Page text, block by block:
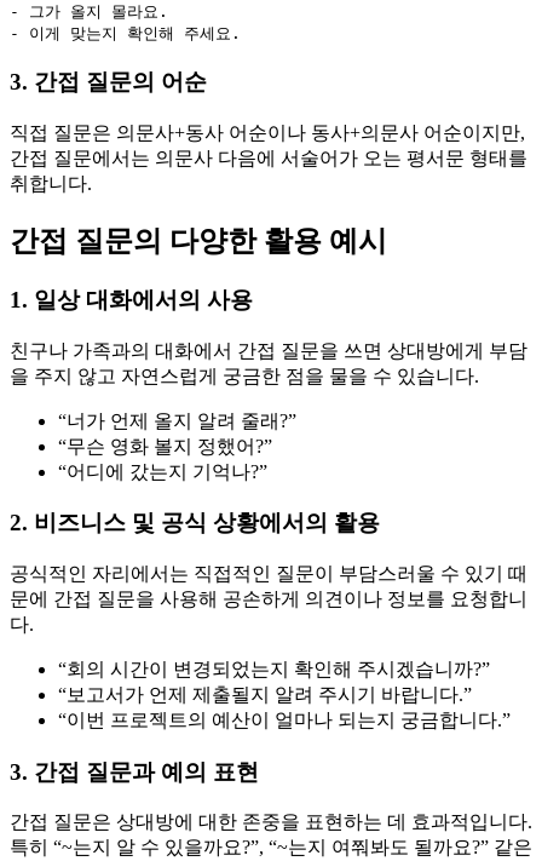
- 그가 올지 몰라요.
3. 간접 질문의 어순
직접 질문은 의문사+동사 어순이나 동사+의문사 어순이지만,
간접 질문에서는 의문사 다음에 서술어가 오는 평서문 형태를
취합니다.
간접 질문의 다양한 활용 예시
1. 일상 대화에서의 사용
친구나 가족과의 대화에서 간접 질문을 쓰면 상대방에게 부담
을 주지 않고 자연스럽게 궁금한 점을 물을 수 있습니다.
“너가 언제 올지 알려 줄래?”
“무슨 영화 볼지 정했어?”
“어디에 갔는지 기억나?”
2. 비즈니스 및 공식 상황에서의 활용
공식적인 자리에서는 직접적인 질문이 부담스러울 수 있기 때
문에 간접 질문을 사용해 공손하게 의견이나 정보를 요청합니
다.
“회의 시간이 변경되었는지 확인해 주시겠습니까?”
“보고서가 언제 제출될지 알려 주시기 바랍니다.”
“이번 프로젝트의 예산이 얼마나 되는지 궁금합니다.”
3. 간접 질문과 예의 표현
간접 질문은 상대방에 대한 존중을 표현하는 데 효과적입니다.
특히 “~는지 알 수 있을까요?”, “~는지 여쭤봐도 될까요?” 같은